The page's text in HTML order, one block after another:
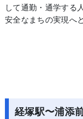
して通勤・通学する
安全なまちの実現へ
経塚駅〜浦添